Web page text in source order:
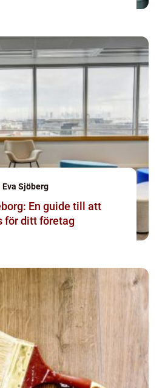
Eva Sjöberg
En guide till att
för ditt företag